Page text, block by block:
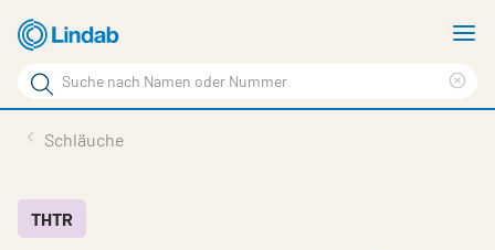
Zum
Hauptinhalt
Suchbegriff
Seite
durchsuchen
Im Fokus
Schläuche
THTR